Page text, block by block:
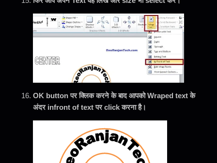
OK button पर क्लिक करने के बाद आपको Wraped text के
अंदर infront of text पर click करना है।